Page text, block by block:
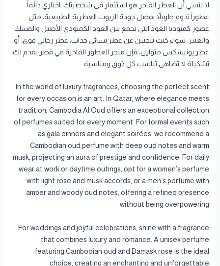
لا تنسي أن العطر الفاخر هو استثمار في شخصيتك. اختاري دائماً
عطوراً تدوم طويلاً بفضل جودة الزيوت العطرية الطبيعية، مثل
عطور كمبوديا العود التي تجمع بين العود الكمبودي الأصيل والمسك
والعنبر. سواء كنت تبحثين عن عطر نسائي جذاب، عطر رجالي قوي، أو
عطر يونيسكس متوازن، فإن متجر العطور الفاخرة في قطر يقدم لك
تشكيلة لا تضاهى تناسب كل ذوق ومناسبة.
In the world of luxury fragrances, choosing the perfect scent
for every occasion is an art. In Qatar, where elegance meets
tradition, Cambodia Al Oud offers an exceptional collection
of perfumes suited for every moment. For formal events such
as gala dinners and elegant soirées, we recommend a
Cambodian oud perfume with deep oud notes and warm
musk, projecting an aura of prestige and confidence. For daily
wear at work or daytime outings, opt for a women’s perfume
with light rose and musk accords, or a men’s perfume with
amber and woody oud notes, offering a refined presence
without being overpowering.
For weddings and joyful celebrations, shine with a fragrance
that combines luxury and romance. A unisex perfume
featuring Cambodian oud and Damask rose is the ideal
choice, creating an enchanting and unforgettable